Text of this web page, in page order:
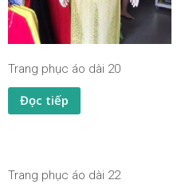
Trang phục áo dài 20
Đọc tiếp
Trang phục áo dài 22